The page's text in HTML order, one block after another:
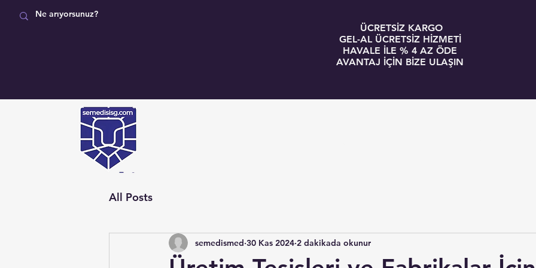
ÜCRETSİZ KARGO
GEL-AL ÜCRETSİZ HİZMETİ
HAVALE İLE % 4 AZ ÖDE
AVANTAJ İÇİN BİZE ULAŞIN
All Posts
semedismed 30 Kas 2024 2 dakikada okunur